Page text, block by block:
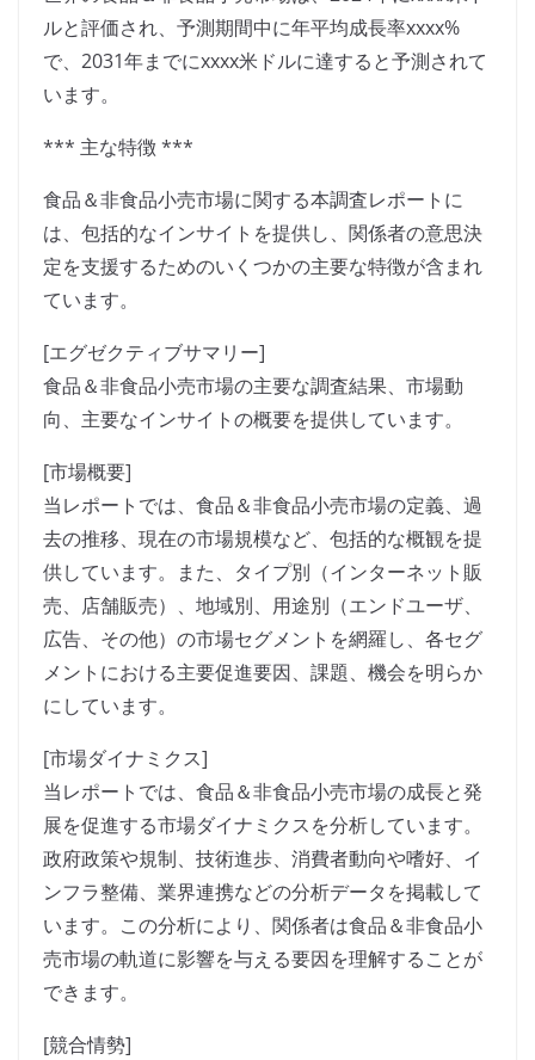
ルと評価され、予測期間中に年平均成長率xxxx%
で、2031年までにxxxx米ドルに達すると予測されて
います。
*** 主な特徴 ***
食品＆非食品小売市場に関する本調査レポートに
は、包括的なインサイトを提供し、関係者の意思決
定を支援するためのいくつかの主要な特徴が含まれ
ています。
[エグゼクティブサマリー]
食品＆非食品小売市場の主要な調査結果、市場動
向、主要なインサイトの概要を提供しています。
[市場概要]
当レポートでは、食品＆非食品小売市場の定義、過
去の推移、現在の市場規模など、包括的な概観を提
供しています。また、タイプ別（インターネット販
売、店舗販売）、地域別、用途別（エンドユーザ、
広告、その他）の市場セグメントを網羅し、各セグ
メントにおける主要促進要因、課題、機会を明らか
にしています。
[市場ダイナミクス]
当レポートでは、食品＆非食品小売市場の成長と発
展を促進する市場ダイナミクスを分析しています。
政府政策や規制、技術進歩、消費者動向や嗜好、イ
ンフラ整備、業界連携などの分析データを掲載して
います。この分析により、関係者は食品＆非食品小
売市場の軌道に影響を与える要因を理解することが
できます。
[競合情勢]